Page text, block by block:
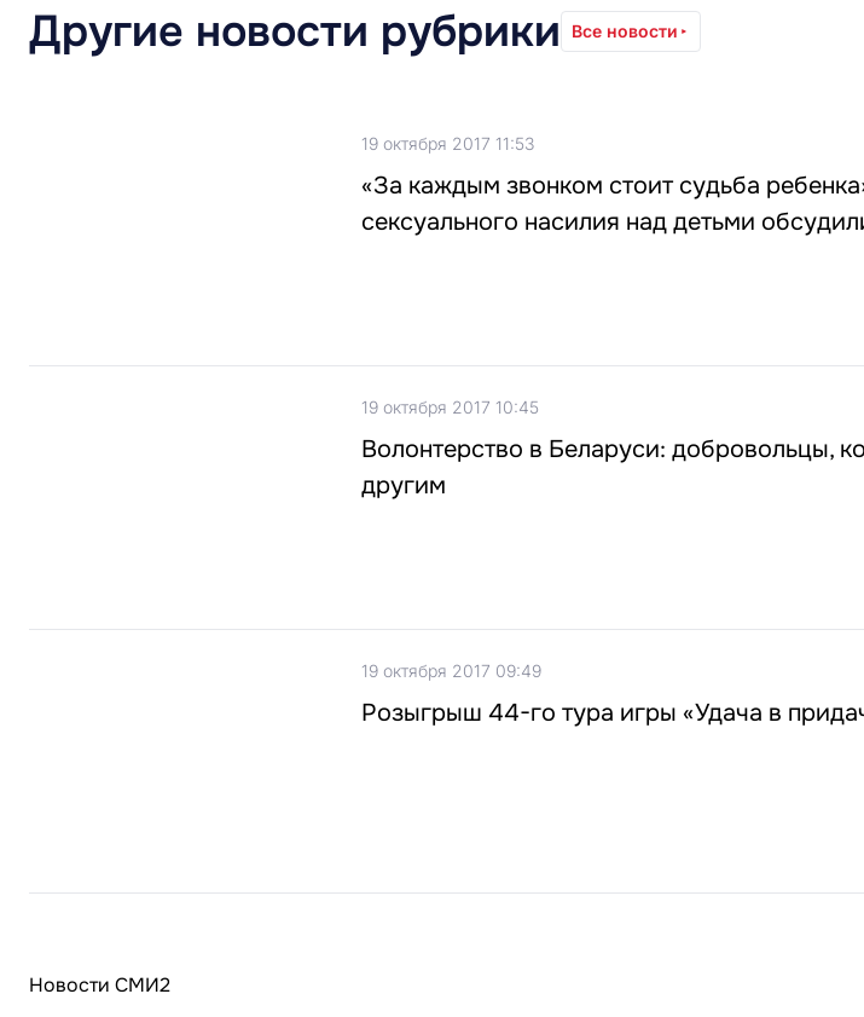
Другие новости рубрики Все новости
19 октября 2017 11:53
«За каждым звонком стоит судьба
сексуального насилия над детьми
19 октября 2017 10:45
Волонтерство в Беларуси: добровольцы,
другим
19 октября 2017 09:49
Розыгрыш 44-го тура игры «Удача в
Новости СМИ2